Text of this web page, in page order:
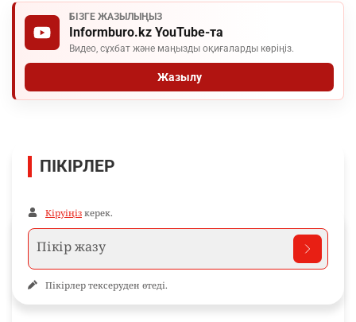
БІЗГЕ ЖАЗЫЛЫҢЫЗ
Informburo.kz YouTube-та
Видео, сұхбат және маңызды оқиғаларды көріңіз.
Жазылу
ПІКІРЛЕР
Кіруіңіз керек.
Пікірлер тексеруден өтеді.